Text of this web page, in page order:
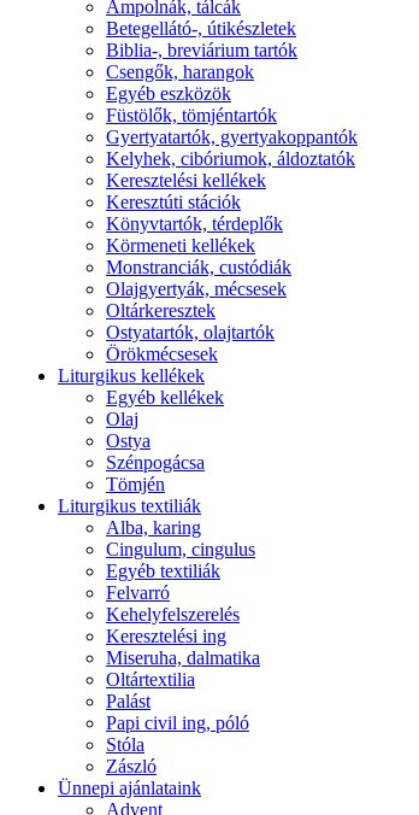
Ampolnák, tálcák
Betegellátó-, útikészletek
Biblia-, breviárium tartók
Csengők, harangok
Egyéb eszközök
Füstölők, tömjéntartók
Gyertyatartók, gyertyakoppantók
Kelyhek, cibóriumok, áldoztatók
Keresztelési kellékek
Keresztúti stációk
Könyvtartók, térdeplők
Körmeneti kellékek
Monstranciák, custódiák
Olajgyertyák, mécsesek
Oltárkeresztek
Ostyatartók, olajtartók
Örökmécsesek
Liturgikus kellékek
Egyéb kellékek
Olaj
Ostya
Szénpogácsa
Tömjén
Liturgikus textiliák
Alba, karing
Cingulum, cingulus
Egyéb textiliák
Felvarró
Kehelyfelszerelés
Keresztelési ing
Miseruha, dalmatika
Oltártextilia
Palást
Papi civil ing, póló
Stóla
Zászló
Ünnepi ajánlataink
Advent